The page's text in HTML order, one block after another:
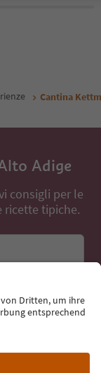
Cantina
Adige
consigli per le
ricette tipiche.